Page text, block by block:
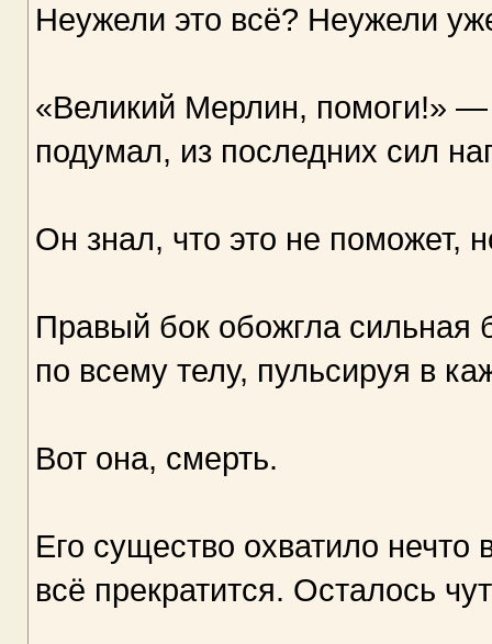
Неужели это всё? Неужели
«Великий Мерлин, помоги!»
подумал, из последних сил
Он знал, что это не поможет,
Правый бок обожгла сильная
по всему телу, пульсируя в
Вот она, смерть.
Его существо охватило
всё прекратится. Осталось